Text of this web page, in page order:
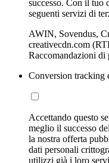
successo. Con il tuo
seguenti servizi di
AWIN, Sovendus,
creativecdn.com
Raccomandazioni di
Conversion tracking
Accettando questo
meglio il successo
la nostra offerta
dati personali
utilizzi già i loro